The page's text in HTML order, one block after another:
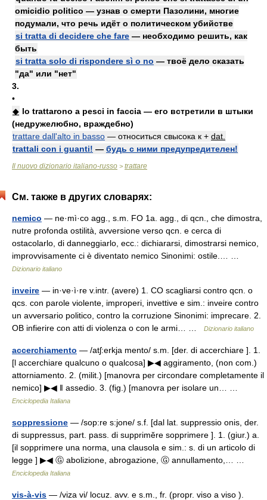
omicidio politico — узнав о смерти Пазолини, многие
подумали, что речь идёт о политическом убийстве
si tratta di decidere che fare — необходимо решить, как
быть
si tratta solo di rispondere sì o no — твоё дело сказать
"да" или "нет"
3.
•
◆ lo trattarono a pesci in faccia — его встретили в штыки
(недружелюбно, враждебно)
trattare dall'alto in basso — относиться свысока к + dat.
trattali con i guanti! — будь с ними предупредителен!
Il nuovo dizionario italiano-russo > trattare
См. также в других словарях:
nemico — ne·mì·co agg., s.m. FO 1a. agg., di qcn., che dimostra,
nutre profonda ostilità, avversione verso qcn. e cerca di
ostacolarlo, di danneggiarlo, ecc.: dichiararsi, dimostrarsi nemico,
improvvisamente ci è diventato nemico Sinonimi: ostile.… …
Dizionario italiano
inveire — in·ve·ì·re v.intr. (avere) 1. CO scagliarsi contro qcn. o
qcs. con parole violente, improperi, invettive e sim.: inveire contro
un avversario politico, contro la corruzione Sinonimi: imprecare. 2.
OB infierire con atti di violenza o con le armi… …
Dizionario italiano
accerchiamento — /atʃ:erkja mento/ s.m. [der. di accerchiare ]. 1.
[l accerchiare qualcuno o qualcosa] ▶◀ aggiramento, (non com.)
attorniamento. 2. (milit.) [manovra per circondare completamente il
nemico] ▶◀ ‖ assedio. 3. (fig.) [manovra per isolare un… …
Enciclopedia Italiana
soppressione — /sop:re s:jone/ s.f. [dal lat. suppressio onis, der.
di suppressus, part. pass. di supprimĕre sopprimere ]. 1. (giur.) a.
[il sopprimere una norma, una clausola e sim.: s. di un articolo di
legge ] ▶◀ Ⓖ abolizione, abrogazione, Ⓖ annullamento,… …
Enciclopedia Italiana
vis-à-vis — /viza vi/ locuz. avv. e s.m., fr. (propr. viso a viso ).